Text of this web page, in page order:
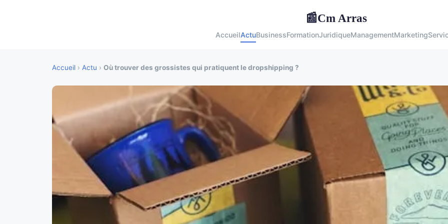
📰Cm Arras
AccueilActuBusinessFormationJuridiqueManagementMarketing
Accueil › Actu › Où trouver des grossistes qui pratiquent le dropshipping ?